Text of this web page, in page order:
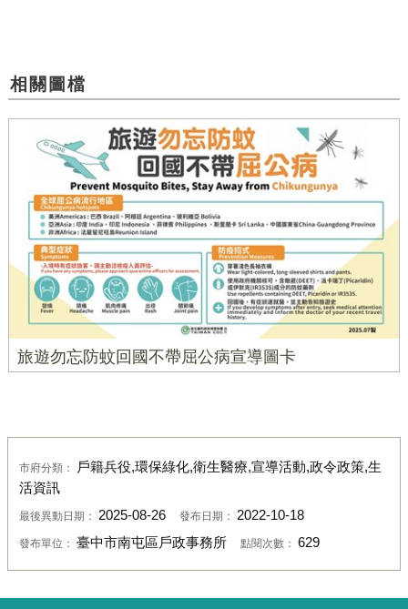
相關圖檔
旅遊勿忘防蚊回國不帶屈公病宣導圖卡
市府分類：
戶籍兵役,環保綠化,衛生醫療,宣導活動,政令政策,生
活資訊
最後異動日期： 2025-08-26 發布日期： 2022-10-18
發布單位： 臺中市南屯區戶政事務所 點閱次數： 629